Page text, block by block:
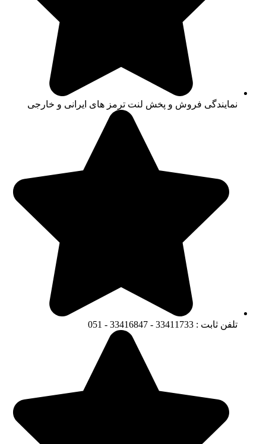
نمایندگی فروش و پخش لنت ترمز های ایرانی و خارجی
تلفن ثابت : 33411733 - 33416847 - 051